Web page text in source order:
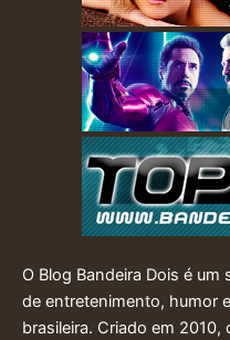
O Blog Bandeira Dois é
de entretenimento, humor
brasileira. Criado em